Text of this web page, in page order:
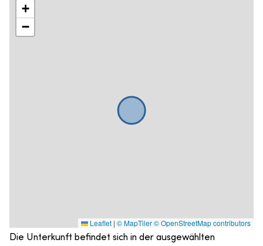
+
−
Leaflet | © MapTiler© OpenStreetMap contributors
Die Unterkunft befindet sich in der ausgewählten